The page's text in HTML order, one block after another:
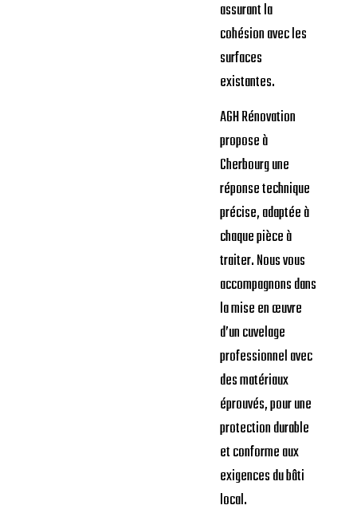
assurant la
cohésion avec les
surfaces
existantes.
AGH Rénovation
propose à
Cherbourg une
réponse technique
précise, adaptée à
chaque pièce à
traiter. Nous vous
accompagnons dans
la mise en œuvre
d’un cuvelage
professionnel avec
des matériaux
éprouvés, pour une
protection durable
et conforme aux
exigences du bâti
local.